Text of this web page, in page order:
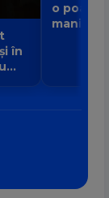
în
o poartă